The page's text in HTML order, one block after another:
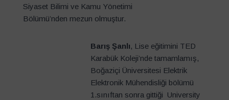
Siyaset Bilimi ve Kamu Yönetimi
Bölümü’nden mezun olmuştur.
Barış Şanlı, Lise eğitimini TED
Karabük Koleji’nde tamamlamış,
Boğaziçi Üniversitesi Elektrik
Elektronik Mühendisliği bölümü
1.sınıftan sonra gittiği University